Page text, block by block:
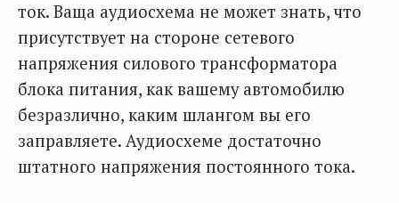
ток. Ваща аудиосхема не может знать, что
присутствует на стороне сетевого
напряжения силового трансформатора
блока питания, как вашему автомобилю
безразлично, каким шлангом вы его
заправляете. Аудиосхеме достаточно
штатного напряжения постоянного тока.